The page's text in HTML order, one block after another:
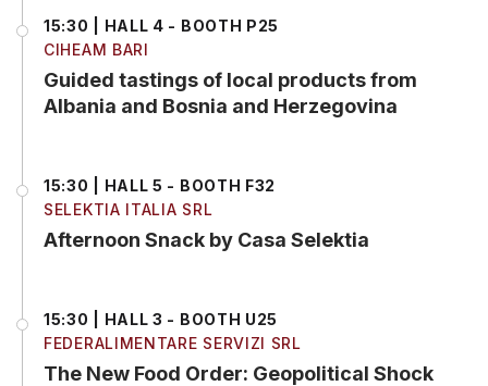
15:30 | HALL 4 - BOOTH P25
CIHEAM BARI
Guided tastings of local products from
Albania and Bosnia and Herzegovina
15:30 | HALL 5 - BOOTH F32
SELEKTIA ITALIA SRL
Afternoon Snack by Casa Selektia
15:30 | HALL 3 - BOOTH U25
FEDERALIMENTARE SERVIZI SRL
The New Food Order: Geopolitical Shock